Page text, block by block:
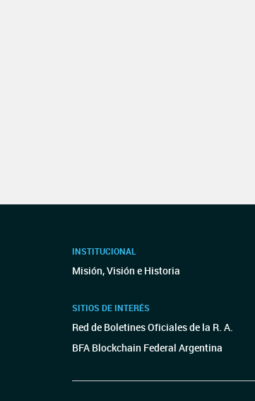
INSTITUCIONAL
Misión, Visión e Historia
SITIOS DE INTERÉS
Red de Boletines Oficiales de la R. A.
BFA Blockchain Federal Argentina